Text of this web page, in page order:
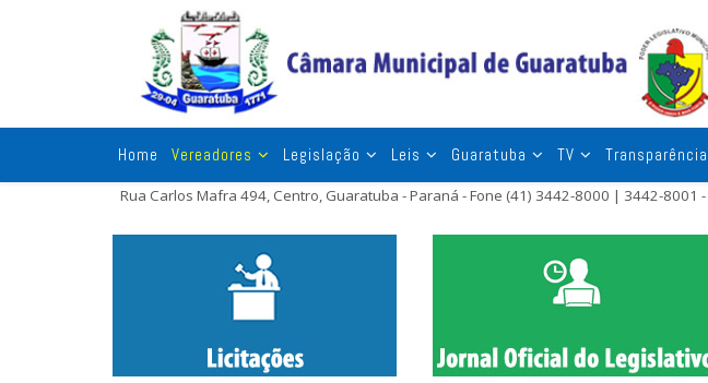
Home Vereadores Legislação Leis Guaratuba TV Transparência
Rua Carlos Mafra 494, Centro, Guaratuba - Paraná - Fone (41) 3442-8000 | 3442-8001 -